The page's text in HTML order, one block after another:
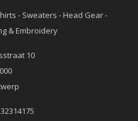
- Sweaters - Head Gear -
& Embroidery
10